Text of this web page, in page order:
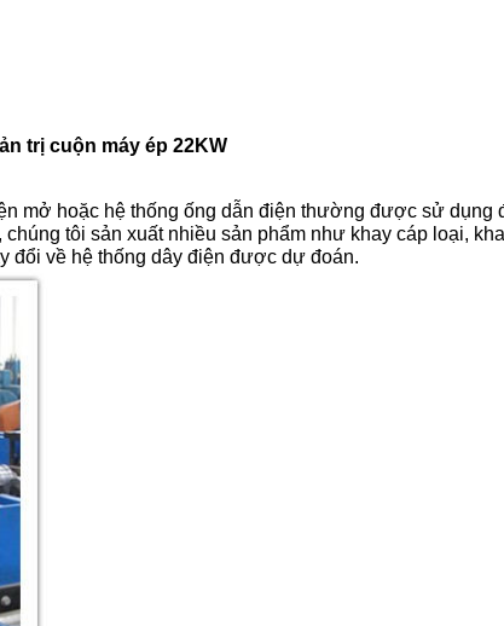
trị cuộn máy ép 22KW
mở hoặc hệ thống ống dẫn điện thường được sử dụng
tôi sản xuất nhiều sản phẩm như khay cáp loại,
đổi về hệ thống dây điện được dự đoán.